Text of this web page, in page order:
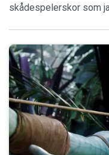
skådespelerskor som